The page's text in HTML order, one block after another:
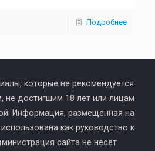
Подробнее
которые не рекомендуется
не достигшим 18 лет или лицам
Информация, размещенная на
как руководство к
сайта не несёт